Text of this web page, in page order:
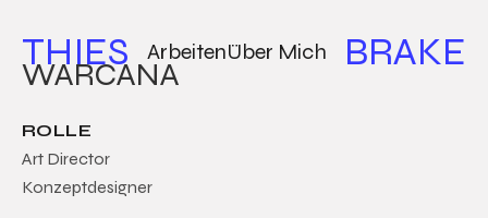
THIES ArbeitenÜber Mich BRAKE
WARCANA
ROLLE
Art Director
Konzeptdesigner